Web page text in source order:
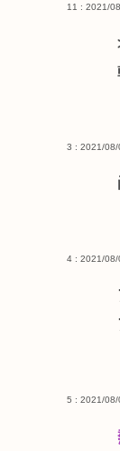
11 : 2021/
3 : 2021/08/
4 : 2021/08/
5 : 2021/08/